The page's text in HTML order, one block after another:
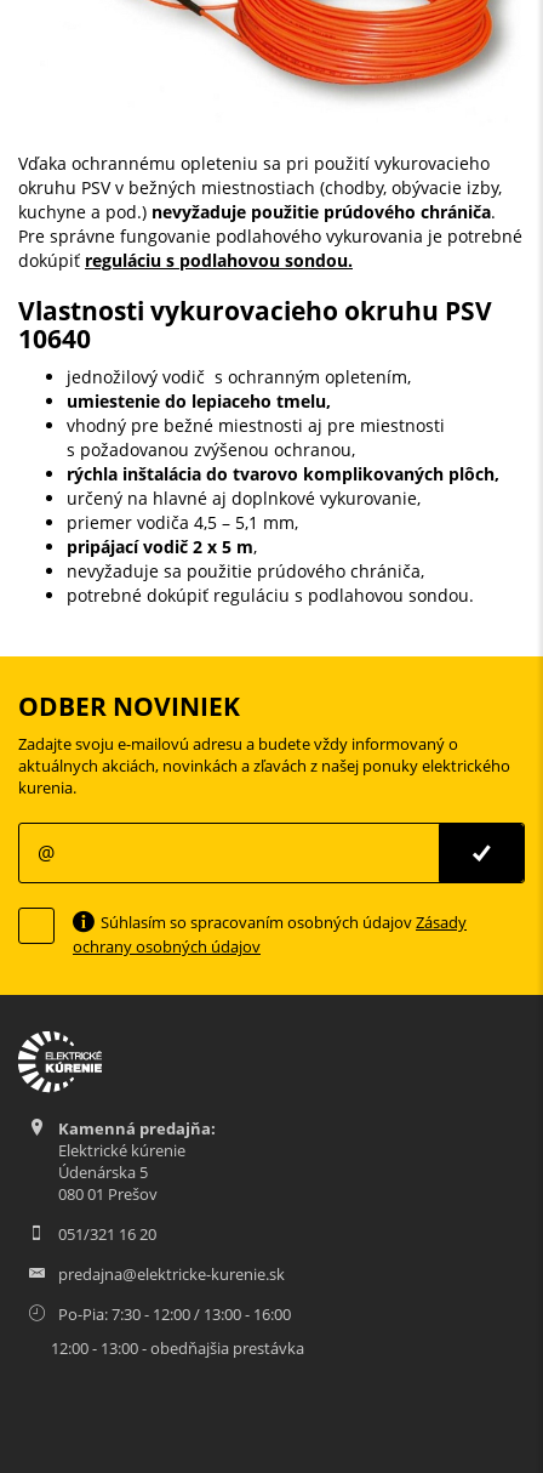
Vďaka ochrannému opleteniu sa pri použití vykurovacieho
okruhu PSV v bežných miestnostiach (chodby, obývacie izby,
kuchyne a pod.) nevyžaduje použitie prúdového chrániča.
Pre správne fungovanie podlahového vykurovania je potrebné
dokúpiť reguláciu s podlahovou sondou.
Vlastnosti vykurovacieho okruhu PSV
10640
jednožilový vodič s ochranným opletením,
umiestenie do lepiaceho tmelu,
vhodný pre bežné miestnosti aj pre miestnosti
s požadovanou zvýšenou ochranou,
rýchla inštalácia do tvarovo komplikovaných plôch,
určený na hlavné aj doplnkové vykurovanie,
priemer vodiča 4,5 – 5,1 mm,
pripájací vodič 2 x 5 m,
nevyžaduje sa použitie prúdového chrániča,
potrebné dokúpiť reguláciu s podlahovou sondou.
ODBER NOVINIEK
Zadajte svoju e-mailovú adresu a budete vždy informovaný o
aktuálnych akciách, novinkách a zľavách z našej ponuky elektrického
kurenia.
Súhlasím so spracovaním osobných údajovZásady
ochrany osobných údajov
Kamenná predajňa:
Elektrické kúrenie
Údenárska 5
080 01 Prešov
051/321 16 20
predajna@elektricke-kurenie.sk
Po-Pia: 7:30 - 12:00 / 13:00 - 16:00
12:00 - 13:00 - obedňajšia prestávka